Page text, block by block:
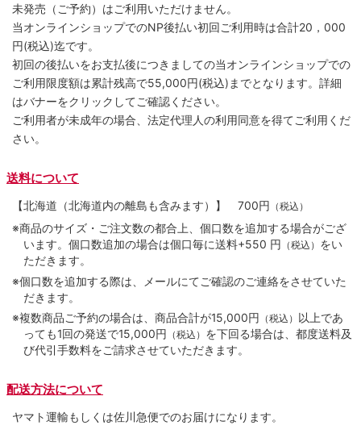
未発売（ご予約）はご利用いただけません。
当オンラインショップでのNP後払い初回ご利用時は合計20，000
円(税込)迄です。
初回の後払いをお支払後につきましての当オンラインショップでの
ご利用限度額は累計残高で55,000円(税込)までとなります。詳細
はバナーをクリックしてご確認ください。
ご利用者が未成年の場合、法定代理人の利用同意を得てご利用くだ
さい。
送料について
【北海道（北海道内の離島も含みます）】 700円 （税込）
※商品のサイズ・ご注文数の都合上、個口数を追加する場合がござ
います。個口数追加の場合は個口毎に送料+550 円 （税込） をい
ただきます。
※個口数を追加する際は、メールにてご確認のご連絡をさせていた
だきます。
※複数商品ご予約の場合は、商品合計が15,000円 （税込） 以上であ
っても1回の発送で15,000円 （税込） を下回る場合は、都度送料及
び代引手数料をご請求させていただきます。
配送方法について
ヤマト運輸もしくは佐川急便でのお届けになります。